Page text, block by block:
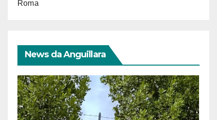
Roma
News da Anguillara